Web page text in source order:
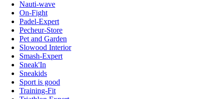
Nauti-wave
On-Fight
Padel-Expert
Pecheur-Store
Pet and Garden
Slowood Interior
Smash-Expert
Sneak'In
Sneakids
Sport is good
Training-Fit